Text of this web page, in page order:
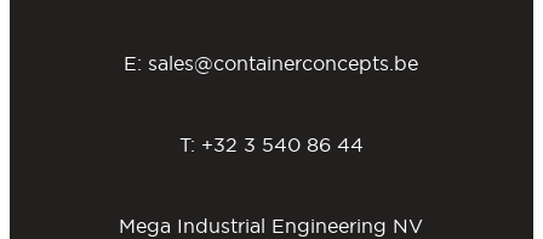
E: sales@containerconcepts.be
T: +32 3 540 86 44
Mega Industrial Engineering NV